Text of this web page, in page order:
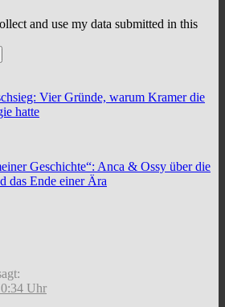
and use my data submitted in this
Vier Gründe, warum Kramer die
hatte
Geschichte“: Anca & Ossy über die
das Ende einer Ära
Uhr